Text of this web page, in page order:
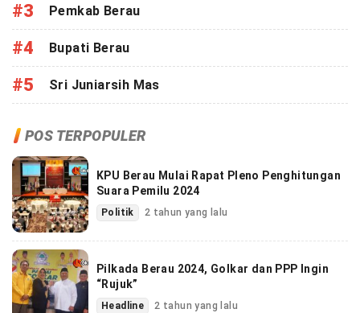
#3 Pemkab Berau
#4 Bupati Berau
#5 Sri Juniarsih Mas
POS TERPOPULER
KPU Berau Mulai Rapat Pleno Penghitungan
Suara Pemilu 2024
Politik 2 tahun yang lalu
Pilkada Berau 2024, Golkar dan PPP Ingin
“Rujuk”
Headline 2 tahun yang lalu